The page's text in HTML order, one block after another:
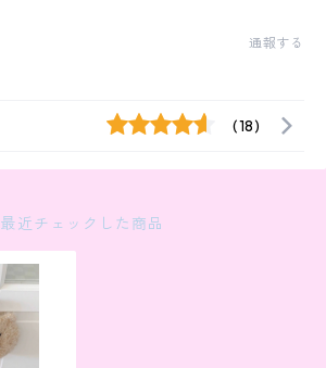
通報する
(18)
最近チェックした商品